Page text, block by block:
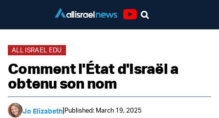
ALL ISRAEL EDU
Comment l'État d'Israël a
obtenu son nom
Jo Elizabeth|Published: March 19, 2025